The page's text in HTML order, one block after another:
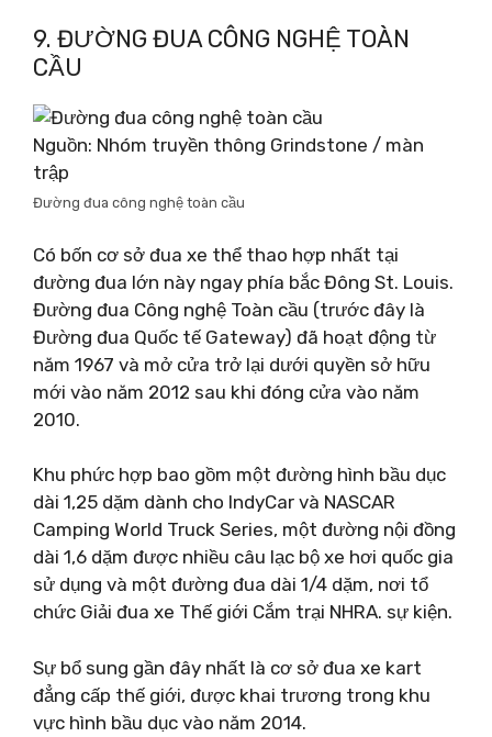
9. ĐƯỜNG ĐUA CÔNG NGHỆ TOÀN
CẦU
Nguồn: Nhóm truyền thông Grindstone / màn
trập
Đường đua công nghệ toàn cầu
Có bốn cơ sở đua xe thể thao hợp nhất tại
đường đua lớn này ngay phía bắc Đông St. Louis.
Đường đua Công nghệ Toàn cầu (trước đây là
Đường đua Quốc tế Gateway) đã hoạt động từ
năm 1967 và mở cửa trở lại dưới quyền sở hữu
mới vào năm 2012 sau khi đóng cửa vào năm
2010.
Khu phức hợp bao gồm một đường hình bầu dục
dài 1,25 dặm dành cho IndyCar và NASCAR
Camping World Truck Series, một đường nội đồng
dài 1,6 dặm được nhiều câu lạc bộ xe hơi quốc gia
sử dụng và một đường đua dài 1/4 dặm, nơi tổ
chức Giải đua xe Thế giới Cắm trại NHRA. sự kiện.
Sự bổ sung gần đây nhất là cơ sở đua xe kart
đẳng cấp thế giới, được khai trương trong khu
vực hình bầu dục vào năm 2014.